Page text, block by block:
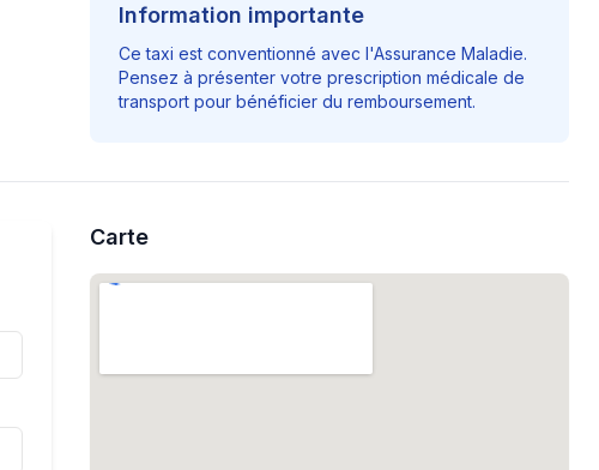
Information importante
Ce taxi est conventionné avec l'Assurance Maladie.
Pensez à présenter votre prescription médicale de
transport pour bénéficier du remboursement.
Carte